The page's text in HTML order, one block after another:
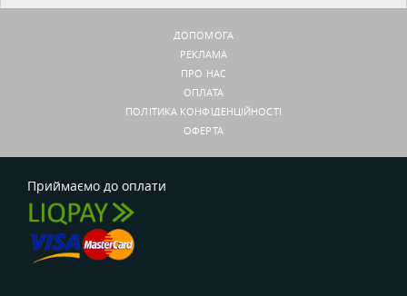
ДОПОМОГА
РЕКЛАМА
ПРО НАС
ОПЛАТА
ПОЛІТИКА КОНФІДЕНЦІЙНОСТІ
ОФЕРТА
Приймаємо до оплати